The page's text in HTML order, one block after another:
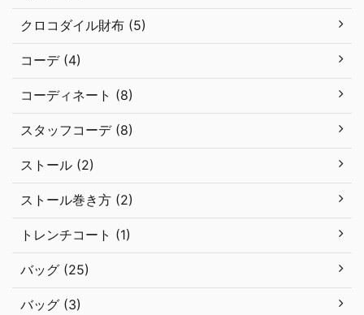
クロコダイル財布 (5)
コーデ (4)
コーディネート (8)
スタッフコーデ (8)
ストール (2)
ストール巻き方 (2)
トレンチコート (1)
バッグ (25)
バッグ (3)